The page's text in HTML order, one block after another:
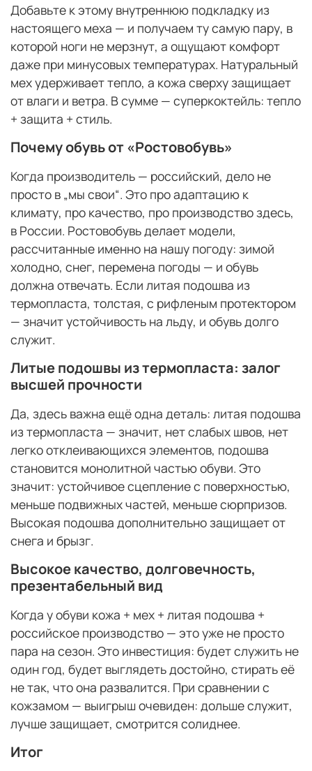
Добавьте к этому внутреннюю подкладку из
настоящего меха — и получаем ту самую пару, в
которой ноги не мерзнут, а ощущают комфорт
даже при минусовых температурах. Натуральный
мех удерживает тепло, а кожа сверху защищает
от влаги и ветра. В сумме — суперкоктейль: тепло
+ защита + стиль.
Почему обувь от «Ростовобувь»
Когда производитель — российский, дело не
просто в „мы свои“. Это про адаптацию к
климату, про качество, про производство здесь,
в России. Ростовобувь делает модели,
рассчитанные именно на нашу погоду: зимой
холодно, снег, перемена погоды — и обувь
должна отвечать. Если литая подошва из
термопласта, толстая, с рифленым протектором
— значит устойчивость на льду, и обувь долго
служит.
Литые подошвы из термопласта: залог
высшей прочности
Да, здесь важна ещё одна деталь: литая подошва
из термопласта — значит, нет слабых швов, нет
легко отклеивающихся элементов, подошва
становится монолитной частью обуви. Это
значит: устойчивое сцепление с поверхностью,
меньше подвижных частей, меньше сюрпризов.
Высокая подошва дополнительно защищает от
снега и брызг.
Высокое качество, долговечность,
презентабельный вид
Когда у обуви кожа + мех + литая подошва +
российское производство — это уже не просто
пара на сезон. Это инвестиция: будет служить не
один год, будет выглядеть достойно, стирать её
не так, что она развалится. При сравнении с
кожзамом — выигрыш очевиден: дольше служит,
лучше защищает, смотрится солиднее.
Итог